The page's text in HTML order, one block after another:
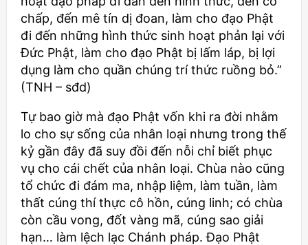
chấp, đến mê tín dị đoan, làm cho đạo Phật
đi đến những hình thức sinh hoạt phản lại với
Đức Phật, làm cho đạo Phật bị lấm láp, bị lợi
dụng làm cho quần chúng trí thức ruồng bỏ.”
(TNH – sđd)
Tự bao giờ mà đạo Phật vốn khi ra đời nhằm
lo cho sự sống của nhân loại nhưng trong thế
kỷ gần đây đã suy đồi đến nỗi chỉ biết phục
vụ cho cái chết của nhân loại. Chùa nào cũng
tổ chức đi đám ma, nhập liệm, làm tuần, làm
thất cúng thí thực cô hồn, cúng linh; có chùa
còn cầu vong, đốt vàng mã, cúng sao giải
hạn… làm lệch lạc Chánh pháp. Đạo Phật